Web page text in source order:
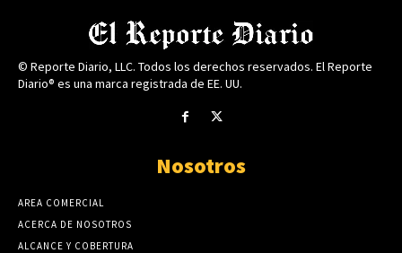
© Reporte Diario, LLC. Todos los derechos reservados. El Reporte
Diario® es una marca registrada de EE. UU.
Nosotros
AREA COMERCIAL
ACERCA DE NOSOTROS
ALCANCE Y COBERTURA